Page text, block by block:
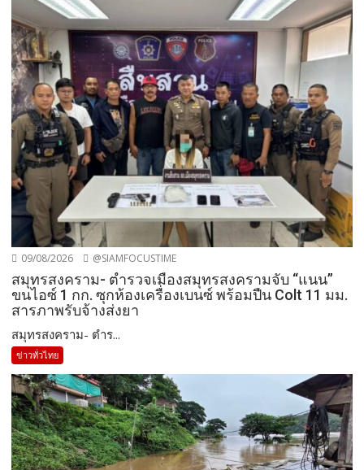
09/08/2026 @SIAMFOCUSTIME
สมุทรสงคราม- ตำรวจเมืองสมุทรสงครามจับ “แนน”
ขนไอซ์ 1 กก. ซุกห้องเครื่องเบนซ์ พร้อมปืน Colt 11 มม.
สารภาพรับจ้างส่งยา
สมุทรสงคราม- ตำร...
ข่าวทั่วไทย